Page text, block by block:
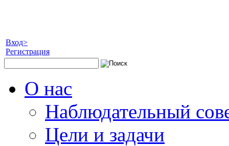
Вход>
Регистрация
О нас
Наблюдательный
Цели и задачи